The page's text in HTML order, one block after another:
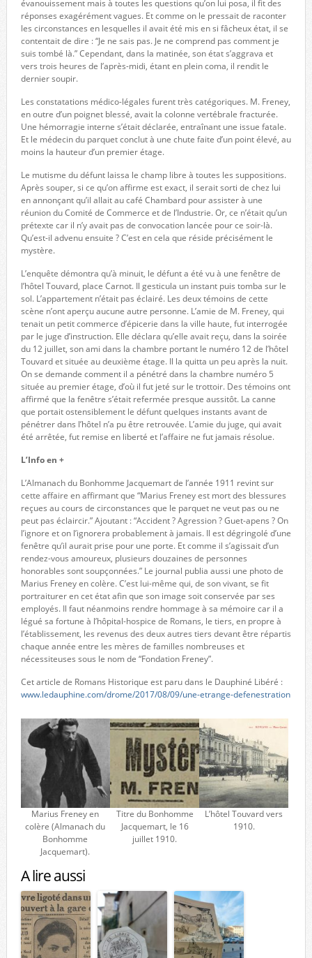
évanouissement mais à toutes les questions qu’on lui posa, il fit des
réponses exagérément vagues. Et comme on le pressait de raconter
les circonstances en lesquelles il avait été mis en si fâcheux état, il se
contentait de dire : “Je ne sais pas. Je ne comprend pas comment je
suis tombé là.” Cependant, dans la matinée, son état s’aggrava et
vers trois heures de l’après-midi, étant en plein coma, il rendit le
dernier soupir.
Les constatations médico-légales furent très catégoriques. M. Freney,
en outre d’un poignet blessé, avait la colonne vertébrale fracturée.
Une hémorragie interne s’était déclarée, entraînant une issue fatale.
Et le médecin du parquet conclut à une chute faite d’un point élevé, au
moins la hauteur d’un premier étage.
Le mutisme du défunt laissa le champ libre à toutes les suppositions.
Après souper, si ce qu’on affirme est exact, il serait sorti de chez lui
en annonçant qu’il allait au café Chambard pour assister à une
réunion du Comité de Commerce et de l’Industrie. Or, ce n’était qu’un
prétexte car il n’y avait pas de convocation lancée pour ce soir-là.
Qu’est-il advenu ensuite ? C’est en cela que réside précisément le
mystère.
L’enquête démontra qu’à minuit, le défunt a été vu à une fenêtre de
l’hôtel Touvard, place Carnot. Il gesticula un instant puis tomba sur le
sol. L’appartement n’était pas éclairé. Les deux témoins de cette
scène n’ont aperçu aucune autre personne. L’amie de M. Freney, qui
tenait un petit commerce d’épicerie dans la ville haute, fut interrogée
par le juge d’instruction. Elle déclara qu’elle avait reçu, dans la soirée
du 12 juillet, son ami dans la chambre portant le numéro 12 de l’hôtel
Touvard et située au deuxième étage. Il la quitta un peu après la nuit.
On se demande comment il a pénétré dans la chambre numéro 5
située au premier étage, d’où il fut jeté sur le trottoir. Des témoins ont
affirmé que la fenêtre s’était refermée presque aussitôt. La canne
que portait ostensiblement le défunt quelques instants avant de
pénétrer dans l’hôtel n’a pu être retrouvée. L’amie du juge, qui avait
été arrêtée, fut remise en liberté et l’affaire ne fut jamais résolue.
L’Info en +
L’Almanach du Bonhomme Jacquemart de l’année 1911 revint sur
cette affaire en affirmant que “Marius Freney est mort des blessures
reçues au cours de circonstances que le parquet ne veut pas ou ne
peut pas éclaircir.” Ajoutant : “Accident ? Agression ? Guet-apens ? On
l’ignore et on l’ignorera probablement à jamais. Il est dégringolé d’une
fenêtre qu’il aurait prise pour une porte. Et comme il s’agissait d’un
rendez-vous amoureux, plusieurs douzaines de personnes
honorables sont soupçonnées.” Le journal publia aussi une photo de
Marius Freney en colère. C’est lui-même qui, de son vivant, se fit
portraiturer en cet état afin que son image soit conservée par ses
employés. Il faut néanmoins rendre hommage à sa mémoire car il a
légué sa fortune à l’hôpital-hospice de Romans, le tiers, en propre à
l’établissement, les revenus des deux autres tiers devant être répartis
chaque année entre les mères de familles nombreuses et
nécessiteuses sous le nom de “Fondation Freney”.
Cet article de Romans Historique est paru dans le Dauphiné Libéré :
www.ledauphine.com/drome/2017/08/09/une-etrange-defenestration
Marius Freney en
colère (Almanach du
Bonhomme
Jacquemart).
Titre du Bonhomme
Jacquemart, le 16
juillet 1910.
L’hôtel Touvard vers
1910.
A lire aussi